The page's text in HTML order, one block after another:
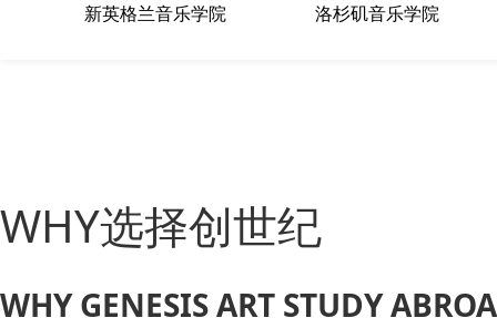
新英格兰音乐学院 洛杉矶音乐学院
WHY选择创世纪
WHY GENESIS ART STUDY